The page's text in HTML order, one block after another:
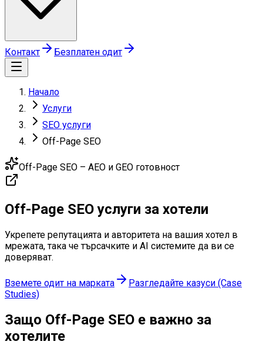
Контакт Безплатен одит
Начало
Услуги
SEO услуги
Off-Page SEO
Off-Page SEO – AEO и GEO готовност
Off-Page SEO услуги за хотели
Укрепете репутацията и авторитета на вашия хотел в
мрежата, така че търсачките и AI системите да ви се
доверяват.
Вземете одит на марката
Разгледайте казуси (Case
Studies)
Защо Off-Page SEO е важно за
хотелите